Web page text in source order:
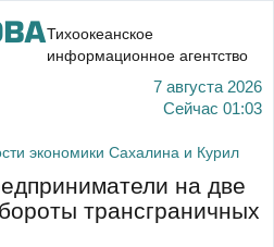
Тихоокеанское
информационное агентство
7 августа 2026
Сейчас 01:03
экономики Сахалина и Курил
на две
трансграничных